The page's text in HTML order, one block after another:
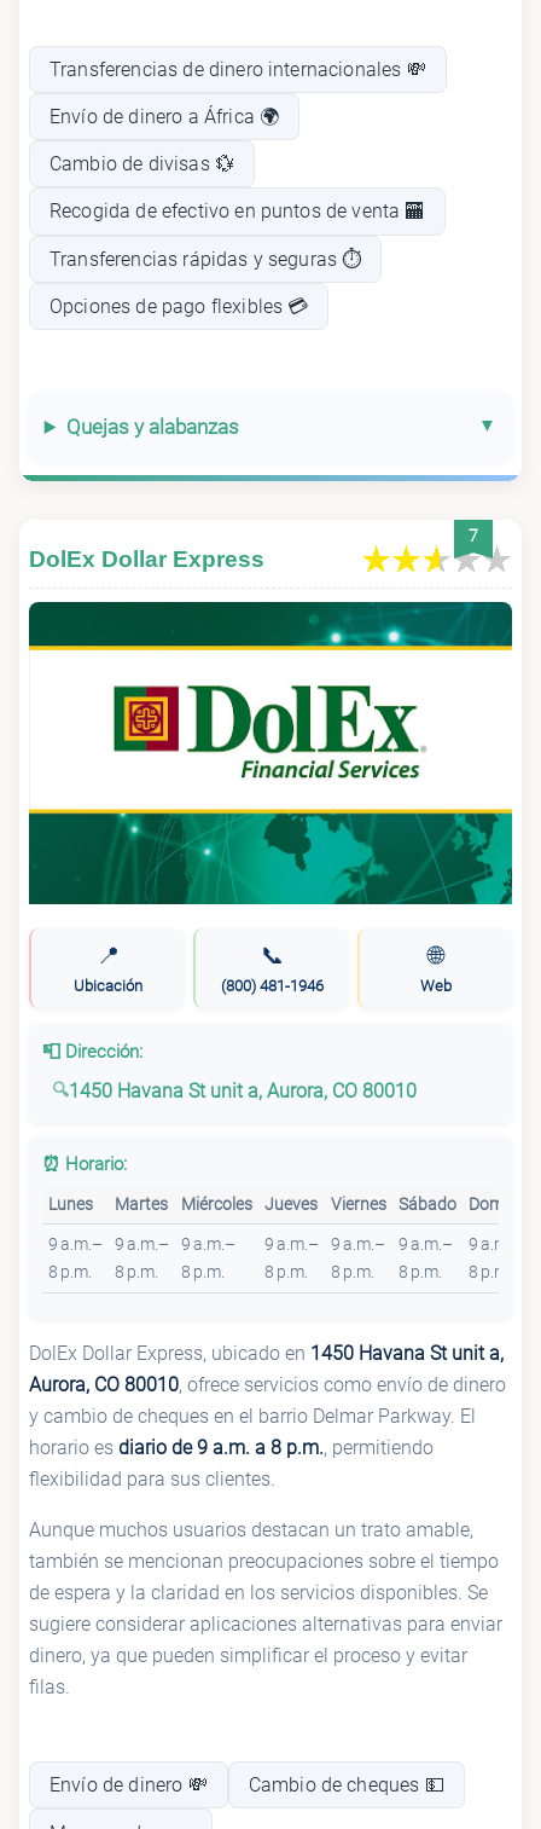
Transferencias de dinero internacionales 💸
Envío de dinero a África 🌍
Cambio de divisas 💱
Recogida de efectivo en puntos de venta 🏧
Transferencias rápidas y seguras ⏱️
Opciones de pago flexibles 💳
Quejas y alabanzas
7
DolEx Dollar Express
📍
Ubicación
📞
(800) 481-1946
🌐
Web
📮 Dirección:
1450 Havana St unit a, Aurora, CO 80010
⏰ Horario:
Lunes Martes Miércoles Jueves Viernes Sábado Domingo
9 a.m.–
8 p.m.
9 a.m.–
8 p.m.
9 a.m.–
8 p.m.
9 a.m.–
8 p.m.
9 a.m.–
8 p.m.
9 a.m.–
8 p.m.
9 a.m.–
8 p.m.
DolEx Dollar Express, ubicado en 1450 Havana St unit a,
Aurora, CO 80010, ofrece servicios como envío de dinero
y cambio de cheques en el barrio Delmar Parkway. El
horario es diario de 9 a.m. a 8 p.m., permitiendo
flexibilidad para sus clientes.
Aunque muchos usuarios destacan un trato amable,
también se mencionan preocupaciones sobre el tiempo
de espera y la claridad en los servicios disponibles. Se
sugiere considerar aplicaciones alternativas para enviar
dinero, ya que pueden simplificar el proceso y evitar
filas.
Envío de dinero 💸 Cambio de cheques 💵